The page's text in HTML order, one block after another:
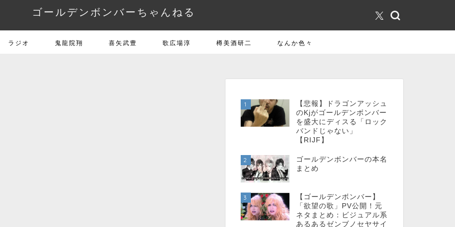
ゴールデンボンバーちゃんねる
ラジオ 鬼龍院翔 喜矢武豊 歌広場淳 樽美酒研二 なんか色々
1
【悲報】ドラゴンアッシュ
のKjがゴールデンボンバー
を盛大にディスる「ロック
バンドじゃない」
【RIJF】
2
ゴールデンボンバーの本名
まとめ
3
【ゴールデンボンバー】
「欲望の歌」PV公開！元
ネタまとめ：ビジュアル系
あるあるゼンブノセヤサイ